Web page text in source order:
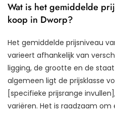
Wat is het gemiddelde
koop in Dworp?
Het gemiddelde prijsniveau
varieert afhankelijk van
ligging, de grootte en de
algemeen ligt de prijsklasse
[specifieke prijsrange
variëren. Het is raadzaam